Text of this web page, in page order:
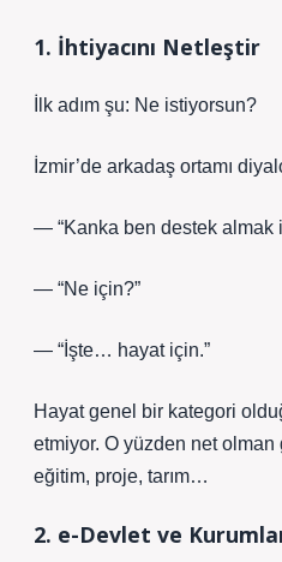
1. İhtiyacını Netleştir
İlk adım şu: Ne istiyorsun?
İzmir’de arkadaş ortamı
— “Kanka ben destek almak
— “Ne için?”
— “İşte… hayat için.”
Hayat genel bir kategori
etmiyor. O yüzden net olman
eğitim, proje, tarım…
2. e-Devlet ve